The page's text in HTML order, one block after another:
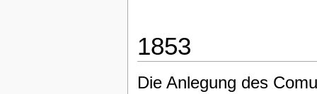
1853
Die Anlegung des